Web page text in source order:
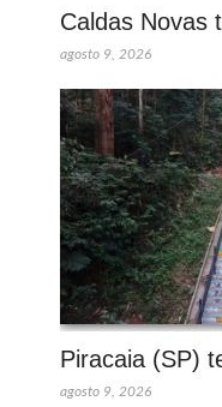
Caldas Novas
agosto 9, 2026
Piracaia (SP)
agosto 9, 2026